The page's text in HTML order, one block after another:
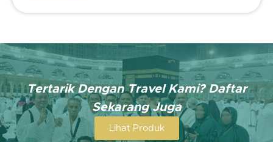
Tertarik Dengan Travel Kami? Daftar
Sekarang Juga
Lihat Produk